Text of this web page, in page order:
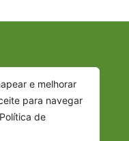
e melhorar
para navegar
de